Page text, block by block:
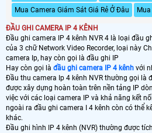
Mua Camera Giám Sát Giá Rẻ Ở Đâu
ĐẦU GHI CAMERA IP 4 KÊNH
Đầu ghi camera IP 4 kênh NVR 4 là loại đầu
của 3 chữ Network Video Recorder, loại này
camera Ip, hay còn gọi là đầu ghi IP
Hay còn gọi là đầu ghi camera IP 4 kênh với
Đầu thu camera Ip 4 kênh NVR thường gọi là
được xây dựng hoàn toàn trên nền tảng IP
việc với các loại camera IP và khả năng kết
ngoài ra đầu ghi camera I 4 kênh còn có thể
khác.
Đầu ghi hình IP 4 kênh (NVR) thường được